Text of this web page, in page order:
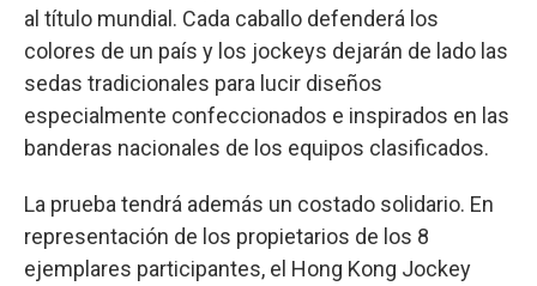
al título mundial. Cada caballo defenderá los
colores de un país y los jockeys dejarán de lado las
sedas tradicionales para lucir diseños
especialmente confeccionados e inspirados en las
banderas nacionales de los equipos clasificados.
La prueba tendrá además un costado solidario. En
representación de los propietarios de los 8
ejemplares participantes, el Hong Kong Jockey